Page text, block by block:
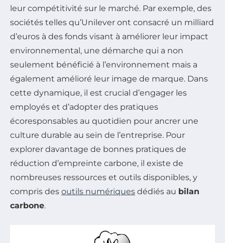
leur compétitivité sur le marché. Par exemple, des
sociétés telles qu’Unilever ont consacré un milliard
d’euros à des fonds visant à améliorer leur impact
environnemental, une démarche qui a non
seulement bénéficié à l’environnement mais a
également amélioré leur image de marque. Dans
cette dynamique, il est crucial d’engager les
employés et d’adopter des pratiques
écoresponsables au quotidien pour ancrer une
culture durable au sein de l’entreprise. Pour
explorer davantage de bonnes pratiques de
réduction d’empreinte carbone, il existe de
nombreuses ressources et outils disponibles, y
compris des outils numériques dédiés au bilan
carbone.